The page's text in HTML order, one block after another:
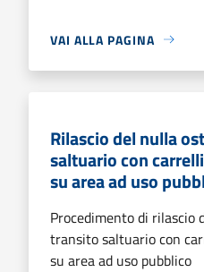
VAI ALLA PAGINA
Rilascio del nulla
saltuario con
su area ad uso
Procedimento di rilascio
transito saltuario con
su area ad uso pubblico